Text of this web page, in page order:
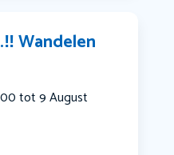
Wandelen
tot 9 August